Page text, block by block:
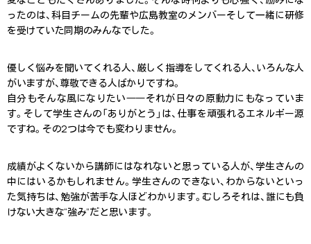
ったのは、科目チームの先輩や広島教室のメンバーそして一緒に研修
を受けていた同期のみんなでした。
優しく悩みを聞いてくれる人、厳しく指導をしてくれる人、いろんな人
がいますが、尊敬できる人ばかりですね。
自分もそんな風になりたい――それが日々の原動力にもなっていま
す。そして学生さんの「ありがとう」は、仕事を頑張れるエネルギー源
ですね。その2つは今でも変わりません。
成績がよくないから講師にはなれないと思っている人が、学生さんの
中にはいるかもしれません。学生さんのできない、わからないといっ
た気持ちは、勉強が苦手な人ほどわかります。むしろそれは、誰にも負
けない大きな“強み”だと思います。